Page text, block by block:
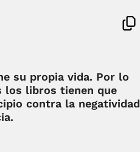
su propia vida. Por lo
los libros tienen que
contra la negatividad